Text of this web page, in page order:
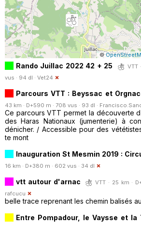
©
Rando Juillac 2022 42 + 25
VTT
vus · 94 dl · Vet24
Parcours VTT : Beyssac et
43 km · D+590 m · 708 vus · 93 dl ·
Ce parcours VTT permet la découverte
des Haras Nationaux (jumenterie) à
dénicher. / Accessible pour des
te mont
Inauguration St Mesmin 2019 :
16 km · D+380 m · 602 vus · 34 dl
vtt autour d'arnac
VTT · 25 km ·
rafcucu
belle trace reprenant les chemin balisés
Entre Pompadour, le Vaysse et la